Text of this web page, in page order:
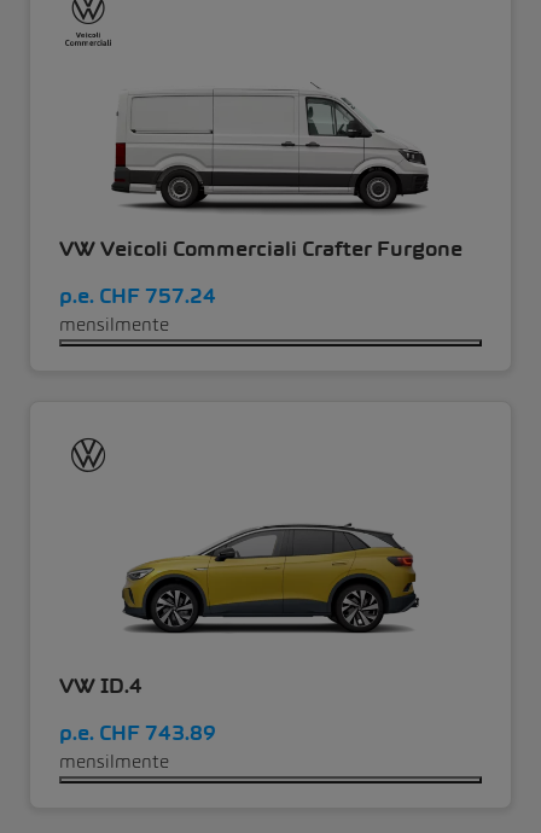
VW Veicoli Commerciali Crafter Furgone
p.e. CHF 757.24
mensilmente
VW ID.4
p.e. CHF 743.89
mensilmente